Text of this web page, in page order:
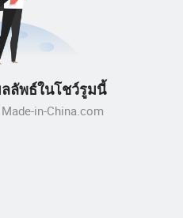
ลัพธ์ในโชว์รูมนี้
in-China.com